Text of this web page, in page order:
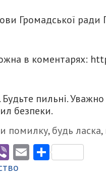
Громадської
в коментарях:
пильні.
безпеки.
будь ласка,
ViberEmail